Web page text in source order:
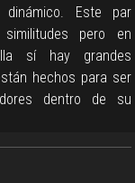
Este par
similitudes pero en
sí hay grandes
hechos para ser
dentro de su